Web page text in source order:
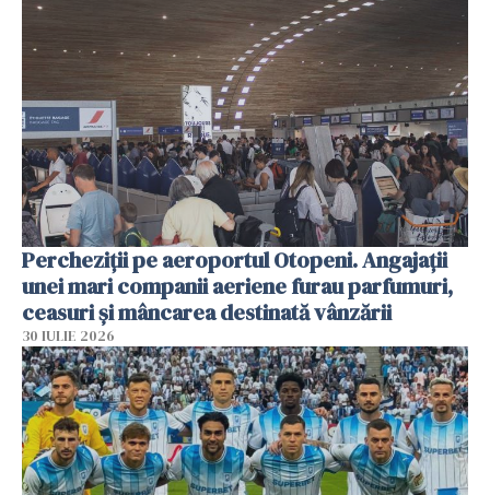
Percheziții pe aeroportul Otopeni. Angajații
unei mari companii aeriene furau parfumuri,
ceasuri și mâncarea destinată vânzării
30 IULIE 2026